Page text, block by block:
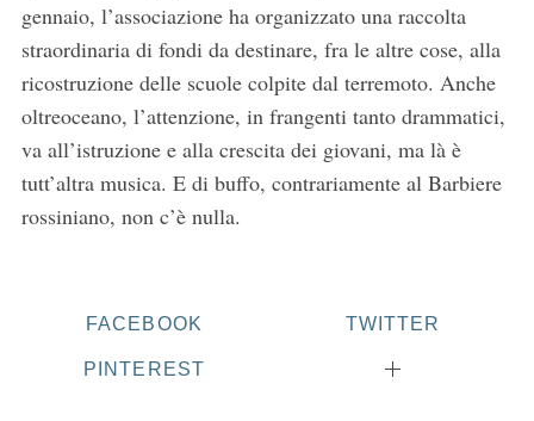
gennaio, l’associazione ha organizzato una raccolta
straordinaria di fondi da destinare, fra le altre cose, alla
ricostruzione delle scuole colpite dal terremoto. Anche
oltreoceano, l’attenzione, in frangenti tanto drammatici,
va all’istruzione e alla crescita dei giovani, ma là è
tutt’altra musica. E di buffo, contrariamente al Barbiere
rossiniano, non c’è nulla.
FACEBOOK TWITTER
PINTEREST